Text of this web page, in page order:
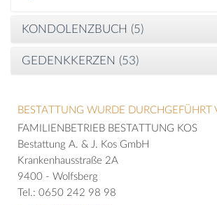
KONDOLENZBUCH (5)
GEDENKKERZEN (53)
BESTATTUNG WURDE DURCHGEFÜHRT
FAMILIENBETRIEB BESTATTUNG KOS
Bestattung A. & J. Kos GmbH
Krankenhausstraße 2A
9400 - Wolfsberg
Tel.: 0650 242 98 98